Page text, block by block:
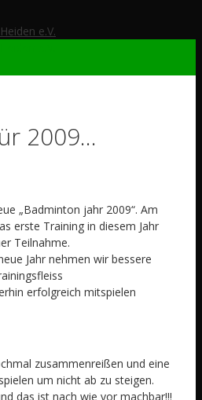
2009…
„Badminton jahr 2009“. Am
erste Training in diesem Jahr
Teilnahme.
Jahr nehmen wir bessere
erfolgreich mitspielen
zusammenreißen und eine
um nicht ab zu steigen.
das ist nach wie vor machbar!!!